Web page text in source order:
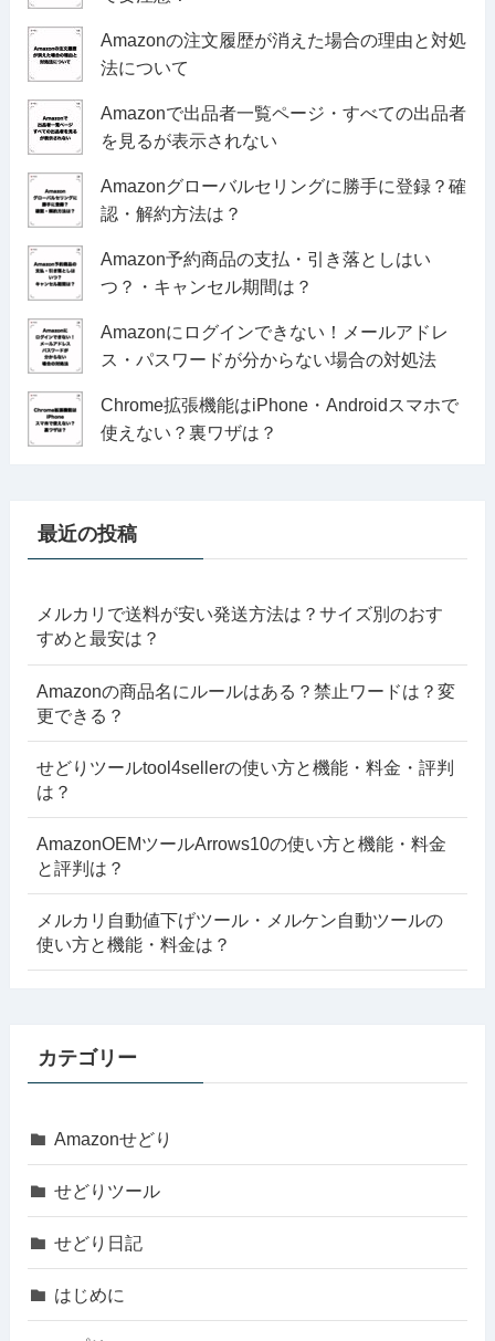
Amazonの注文履歴が消えた場合の理由と対処
法について
Amazonで出品者一覧ページ・すべての出品者
を見るが表示されない
Amazonグローバルセリングに勝手に登録？確
認・解約方法は？
Amazon予約商品の支払・引き落としはい
つ？・キャンセル期間は？
Amazonにログインできない！メールアドレ
ス・パスワードが分からない場合の対処法
Chrome拡張機能はiPhone・Androidスマホで
使えない？裏ワザは？
最近の投稿
メルカリで送料が安い発送方法は？サイズ別のおす
すめと最安は？
Amazonの商品名にルールはある？禁止ワードは？変
更できる？
せどりツールtool4sellerの使い方と機能・料金・評判
は？
AmazonOEMツールArrows10の使い方と機能・料金
と評判は？
メルカリ自動値下げツール・メルケン自動ツールの
使い方と機能・料金は？
カテゴリー
Amazonせどり
せどりツール
せどり日記
はじめに